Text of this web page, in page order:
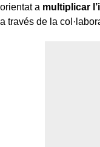
orientat a multiplicar
a través de la